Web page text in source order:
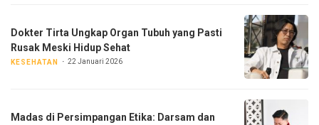
Dokter Tirta Ungkap Organ Tubuh yang Pasti
Rusak Meski Hidup Sehat
KESEHATAN 22 Januari 2026
Madas di Persimpangan Etika: Darsam dan